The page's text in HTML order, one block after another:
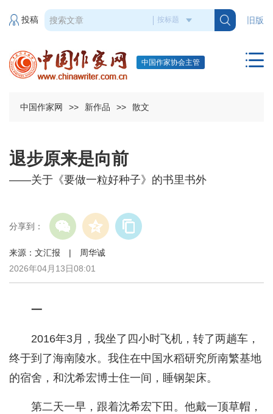
旧版
投稿
中国作家协会主管
中国作家网 >> 新作品 >> 散文
退步原来是向前
——关于《要做一粒好种子》的书里书外
分享到：
来源：文汇报 | 周华诚
2026年04月13日08:01
一
2016年3月，我坐了四小时飞机，转了两趟车，
终于到了海南陵水。我住在中国水稻研究所南繁基地
的宿舍，和沈希宏博士住一间，睡钢架床。
第二天一早，跟着沈希宏下田。他戴一顶草帽，